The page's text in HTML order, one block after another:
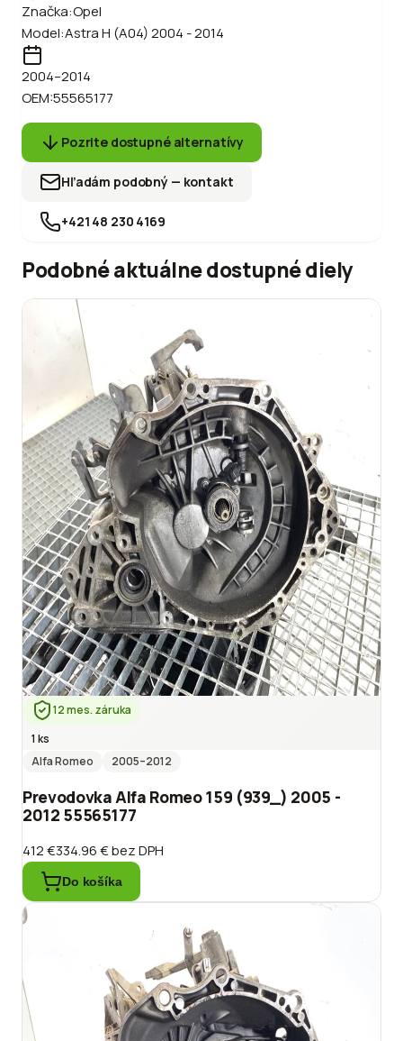
Značka:Opel
Model:Astra H (A04) 2004 - 2014
2004–2014
OEM:55565177
Pozrite dostupné alternatívy
Hľadám podobný — kontakt
+421 48 230 4169
Podobné aktuálne dostupné diely
12 mes. záruka
1 ks
Alfa Romeo
2005–2012
Prevodovka Alfa Romeo 159 (939_) 2005 -
2012 55565177
412 €334.96 €bez DPH
Do košíka